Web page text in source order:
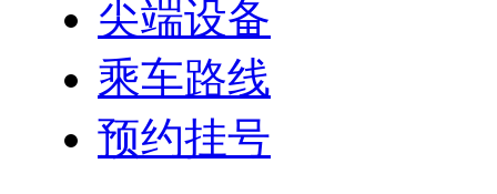
尖端设备
乘车路线
预约挂号